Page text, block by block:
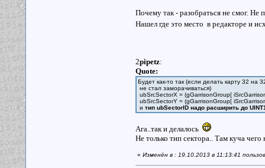
Почему так - разобраться не смог. Не
Нашел где это место в редакторе и
2pipetz:
Quote:
Будет как-то так (если делать карту 32
не стал заморачиваться)
ubSrcSectorX = (gGarrisonGroup[
ubSrcSectorY = (gGarrisonGroup[
и тип ubSectorID надо расширить до
Ага..так и делалось
Не только тип сектора.. Там куча
« Изменён в : 19.10.2013 в 11:13:41